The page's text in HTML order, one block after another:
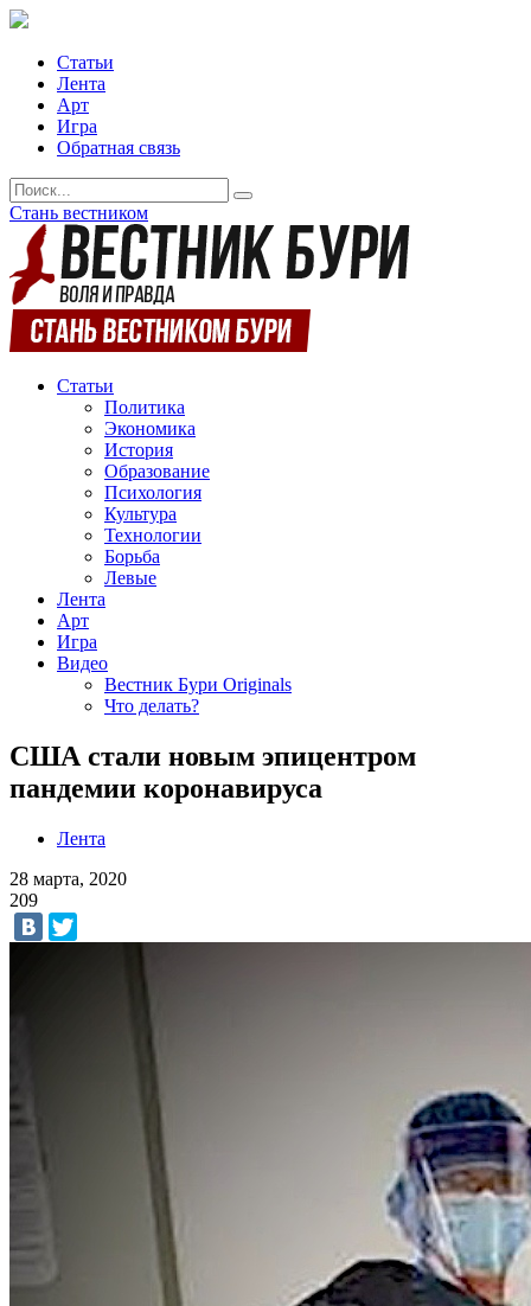
Статьи
Лента
Арт
Игра
Обратная связь
Стань вестником
Статьи
Политика
Экономика
История
Образование
Психология
Культура
Технологии
Борьба
Левые
Лента
Арт
Игра
Видео
Вестник Бури Originals
Что делать?
США стали новым эпицентром
пандемии коронавируса
Лента
28 марта, 2020
209